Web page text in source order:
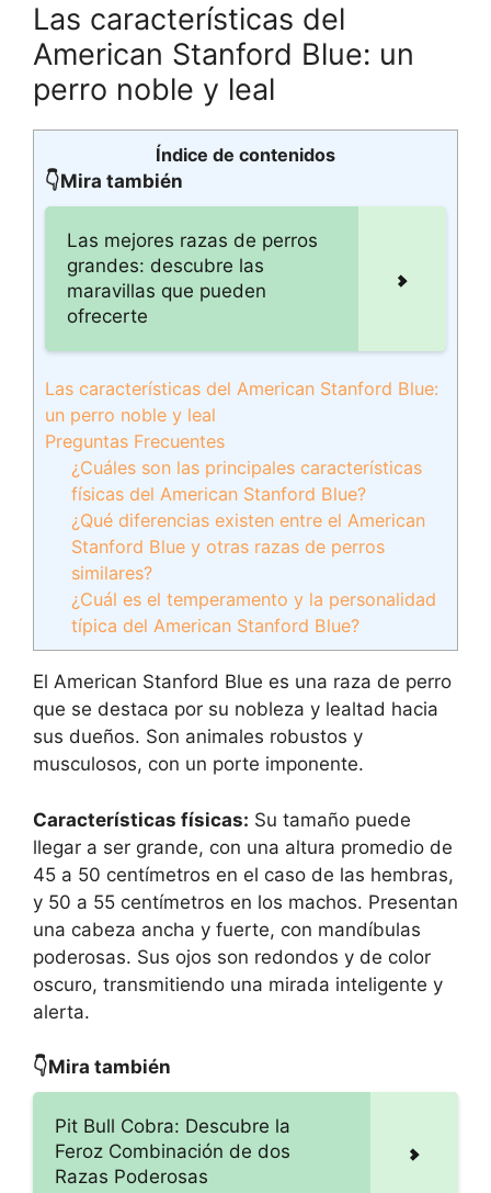
Las características del
American Stanford Blue: un
perro noble y leal
Índice de contenidos
👇Mira también
Las mejores razas de perros
grandes: descubre las
maravillas que pueden
ofrecerte
Las características del American Stanford Blue:
un perro noble y leal
Preguntas Frecuentes
¿Cuáles son las principales características
físicas del American Stanford Blue?
¿Qué diferencias existen entre el American
Stanford Blue y otras razas de perros
similares?
¿Cuál es el temperamento y la personalidad
típica del American Stanford Blue?
El American Stanford Blue es una raza de perro
que se destaca por su nobleza y lealtad hacia
sus dueños. Son animales robustos y
musculosos, con un porte imponente.
Características físicas: Su tamaño puede
llegar a ser grande, con una altura promedio de
45 a 50 centímetros en el caso de las hembras,
y 50 a 55 centímetros en los machos. Presentan
una cabeza ancha y fuerte, con mandíbulas
poderosas. Sus ojos son redondos y de color
oscuro, transmitiendo una mirada inteligente y
alerta.
👇Mira también
Pit Bull Cobra: Descubre la
Feroz Combinación de dos
Razas Poderosas